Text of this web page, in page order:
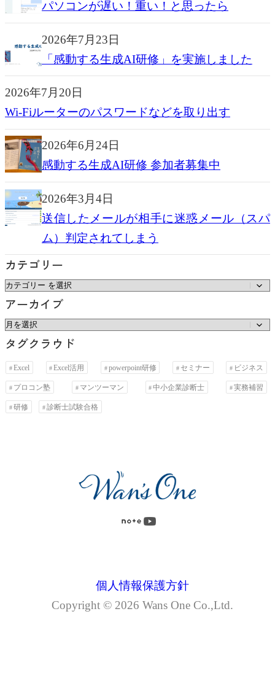
パソコンが遅い！重い！と思ったら
2026年7月23日
「感動する生成AI研修」を実施しました
2026年7月20日
Wi-Fiルーターのパスワードなどを取り出す
2026年6月24日
感動する生成AI研修 参加者募集中
2026年3月4日
送信したメールが相手に迷惑メール（スパ
ム）判定されてしまう
カテゴリー
カ
テ
ゴ
リ
ー
アーカイブ
ア
ー
カ
イ
ブ
タグクラウド
Excel Excel活用 powerpoint研修 セミナー ビジネス
プロコン塾 マンツーマン 中小企業診断士 実務補習
研修 診断士試験合格
個人情報保護方針
Copyright © 2026 Wans One Co.,ltd.